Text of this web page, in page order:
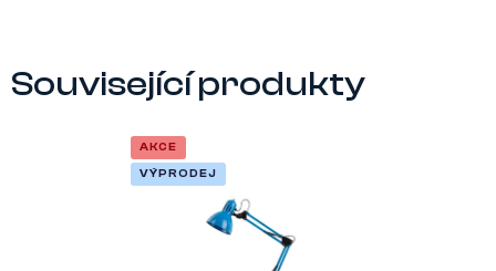
Související produkty
AKCE
VÝPRODEJ